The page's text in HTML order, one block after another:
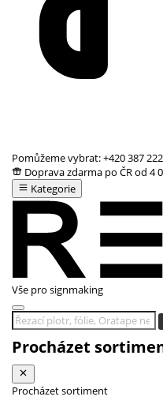
Pomůžeme vybrat:+420 387
Doprava zdarma po ČR od 4
Kategorie
Vše pro signmaking
Procházet
Procházet sortiment